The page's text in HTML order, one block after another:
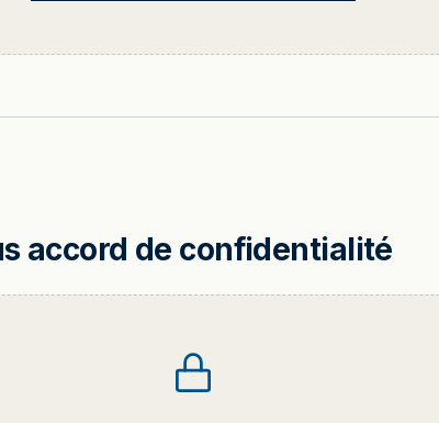
accord de confidentialité